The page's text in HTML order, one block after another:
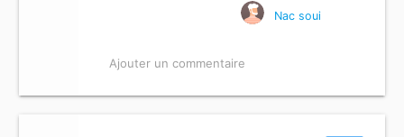
Nac soui
Ajouter un commentaire